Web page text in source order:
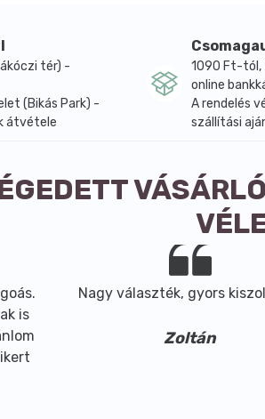
tartalmaz
és fenntartásához
só
tér) -
(Bikás Park) -
átvétele
1090 Ft-tól,
online
A rendelés
szállítási
is
Nagy választék, gyors
Zoltán